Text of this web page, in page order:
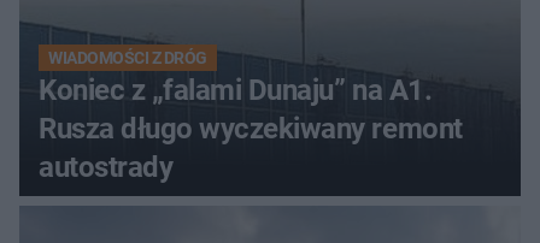
WIADOMOŚCI Z DRÓG
Koniec z „falami Dunaju” na A1.
Rusza długo wyczekiwany remont
autostrady